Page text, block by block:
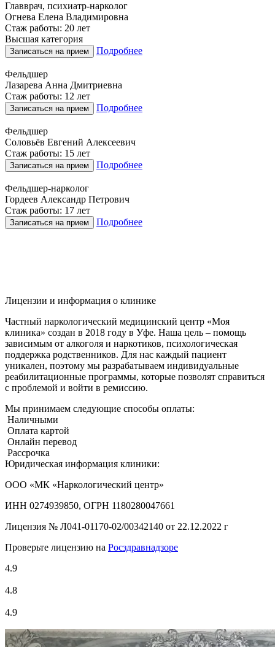
Главврач, психиатр-нарколог
Огнева Елена Владимировна
Стаж работы: 20 лет
Высшая категория
Записаться на прием Подробнее
Фельдшер
Лазарева Анна Дмитриевна
Стаж работы: 12 лет
Записаться на прием Подробнее
Фельдшер
Соловьёв Евгений Алексеевич
Стаж работы: 15 лет
Записаться на прием Подробнее
Фельдшер-нарколог
Гордеев Александр Петрович
Стаж работы: 17 лет
Записаться на прием Подробнее
Лицензии и информация о клинике
Частный наркологический медицинский центр «Моя
клиника» создан в 2018 году в Уфе. Наша цель – помощь
зависимым от алкоголя и наркотиков, психологическая
поддержка родственников. Для нас каждый пациент
уникален, поэтому мы разрабатываем индивидуальные
реабилитационные программы, которые позволят справиться
с проблемой и войти в ремиссию.
Мы принимаем следующие способы оплаты:
Наличными
Оплата картой
Онлайн перевод
Рассрочка
Юридическая информация клиники:
ООО «МК «Наркологический центр»
ИНН 0274939850, ОГРН 1180280047661
Лицензия № Л041-01170-02/00342140 от 22.12.2022 г
Проверьте лицензию на Росздравнадзоре
4.9
4.8
4.9